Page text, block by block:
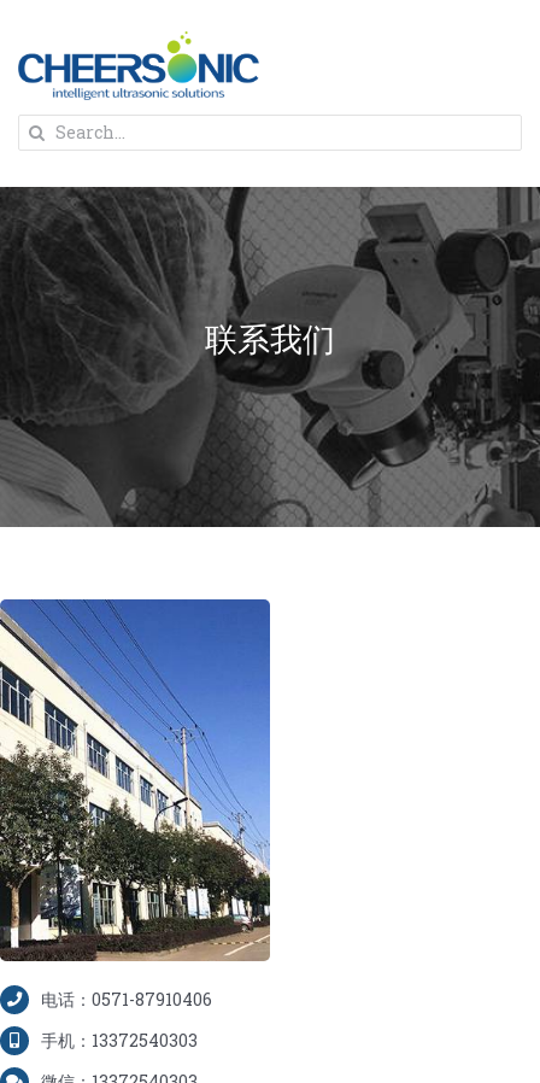
content
解决方案
蛋糕切割机
圆蛋糕切割机
蛋糕切块机
三角蛋糕切割机
奶酪切片
圆形奶酪切片
条状奶酪切片
挤出奶酪切片
三明治/披萨/寿司切割
三明治切割机
寿司切割机
常温面团切割
冷冻面团切割
糕点/糖果
牛轧糖切割
阿胶糕切片
谷物棒切割
宠物食品
超声波设备
公司新闻
关于我们
Search
联系我们
电话：0571-87910406
手机：13372540303